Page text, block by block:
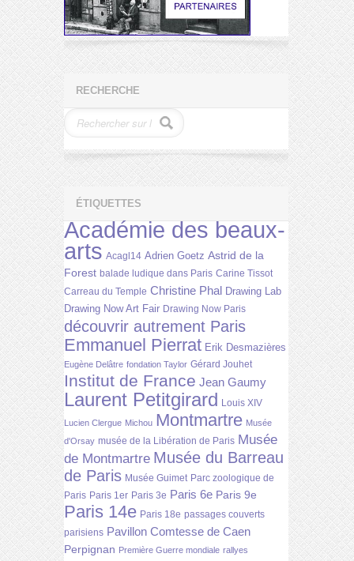
RECHERCHE
ÉTIQUETTES
Académie des beaux-
arts Acagl14 Adrien Goetz Astrid de la
Forest balade ludique dans Paris Carine Tissot
Carreau du Temple Christine Phal Drawing Lab
Drawing Now Art Fair Drawing Now Paris
découvrir autrement Paris
Emmanuel Pierrat Erik Desmazières
Eugène Delâtre fondation Taylor Gérard Jouhet
Institut de France Jean Gaumy
Laurent Petitgirard Louis XIV
Lucien Clergue Michou Montmartre Musée
d'Orsay musée de la Libération de Paris Musée
de Montmartre Musée du Barreau
de Paris Musée Guimet Parc zoologique de
Paris Paris 1er Paris 3e Paris 6e Paris 9e
Paris 14e Paris 18e passages couverts
parisiens Pavillon Comtesse de Caen
Perpignan Première Guerre mondiale rallyes